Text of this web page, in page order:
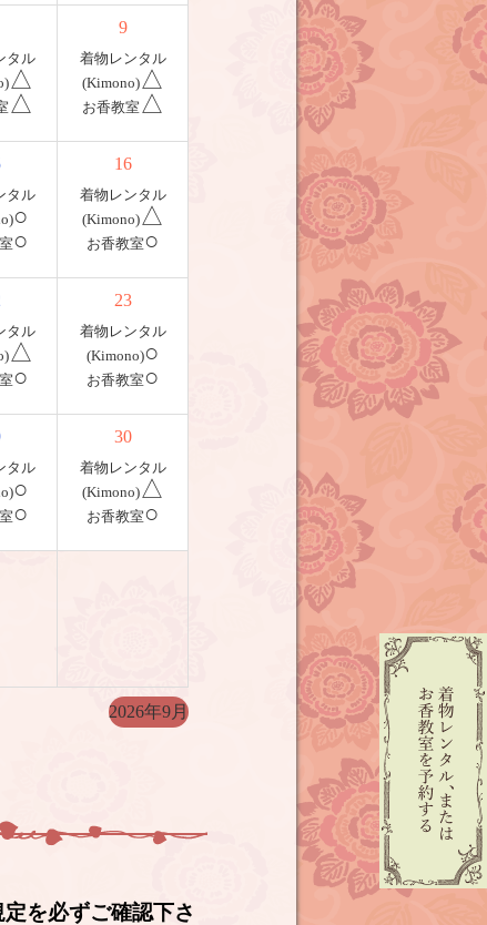
タル
△
△
9
着物レンタル
(Kimono)△
お香教室 △
タル
○
○
16
着物レンタル
(Kimono)△
お香教室○
タル
△
○
23
着物レンタル
(Kimono)○
お香教室○
タル
○
○
30
着物レンタル
(Kimono)△
お香教室○
2026年9月
を必ずご確認下さ